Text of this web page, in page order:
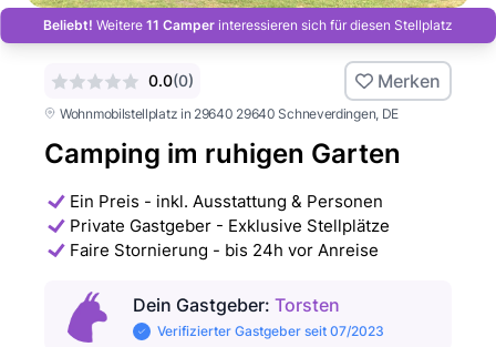
Beliebt! Weitere 11 Camper interessieren sich für diesen Stellplatz
Wohnmobilstellplatz in 29640 29640 Schneverdingen, DE
Camping im ruhigen Garten
0.0(0) Merken
Ein Preis - inkl. Ausstattung & Personen
Private Gastgeber - Exklusive Stellplätze
Faire Stornierung - bis 24h vor Anreise
Dein Gastgeber: Torsten
Verifizierter Gastgeber seit 07/2023